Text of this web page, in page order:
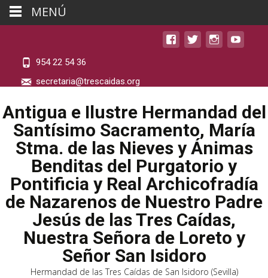
954 22 54 36
secretaria@trescaidas.org
Antigua e Ilustre Hermandad del
Santísimo Sacramento, María
Stma. de las Nieves y Ánimas
Benditas del Purgatorio y
Pontificia y Real Archicofradía
de Nazarenos de Nuestro Padre
Jesús de las Tres Caídas,
Nuestra Señora de Loreto y
Señor San Isidoro
Hermandad de las Tres Caídas de San Isidoro (Sevilla)
MENÚ